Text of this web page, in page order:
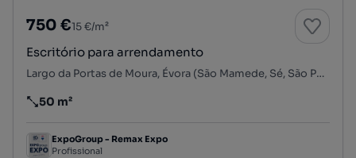
750 €15 €/m²
Escritório para arrendamento
Largo da Portas de Moura, Évora (São Mamede, Sé, São Pedro e Santo Antão), Évora, Évora
Preço por metro quadrado
50 m²
ExpoGroup - Remax Expo
Profissional